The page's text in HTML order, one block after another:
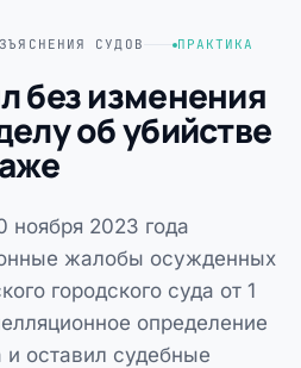
СУДОВ ПРАКТИКА
без изменения
об убийстве
2023 года
жалобы осужденных
городского суда от 1
определение
оставил судебные